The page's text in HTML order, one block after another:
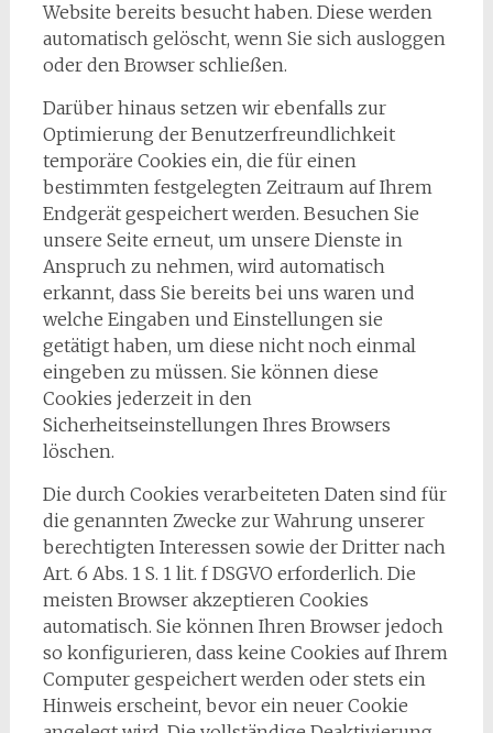
Website bereits besucht haben. Diese werden
automatisch gelöscht, wenn Sie sich ausloggen
oder den Browser schließen.
​Darüber hinaus setzen wir ebenfalls zur
Optimierung der Benutzerfreundlichkeit
temporäre Cookies ein, die für einen
bestimmten festgelegten Zeitraum auf Ihrem
Endgerät gespeichert werden. Besuchen Sie
unsere Seite erneut, um unsere Dienste in
Anspruch zu nehmen, wird automatisch
erkannt, dass Sie bereits bei uns waren und
welche Eingaben und Einstellungen sie
getätigt haben, um diese nicht noch einmal
eingeben zu müssen. Sie können diese
Cookies jederzeit in den
Sicherheitseinstellungen Ihres Browsers
löschen.
​Die durch Cookies verarbeiteten Daten sind für
die genannten Zwecke zur Wahrung unserer
berechtigten Interessen sowie der Dritter nach
Art. 6 Abs. 1 S. 1 lit. f DSGVO erforderlich. Die
meisten Browser akzeptieren Cookies
automatisch. Sie können Ihren Browser jedoch
so konfigurieren, dass keine Cookies auf Ihrem
Computer gespeichert werden oder stets ein
Hinweis erscheint, bevor ein neuer Cookie